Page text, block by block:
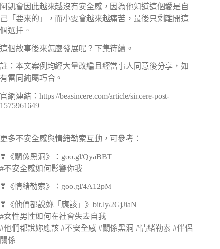
阿凱會因此越來越沒有安全感，因為他知道這個愛是自
己「要來的」，而小雯會越來越痛苦，最後只剩離開這
個選擇。
這個故事後來怎麼發展呢？下集待續。
註：本文案例均經大量改編且經當事人同意後分享，如
有雷同純屬巧合。
官網連結：https://beasincere.com/article/sincere-post-
1575961649
————
更多不安全感與情緒勒索互動，可參考：
❣《關係黑洞》：goo.gl/QyaBBT
#不安全感如何影響你我
❣《情緒勒索》：goo.gl/4A12pM
❣《他們都說妳「應該」》bit.ly/2GjJiaN
#女性男性如何在社會失去自我
#他們都說妳應該 #不安全感 #關係黑洞 #情緒勒索 #伴侶
關係